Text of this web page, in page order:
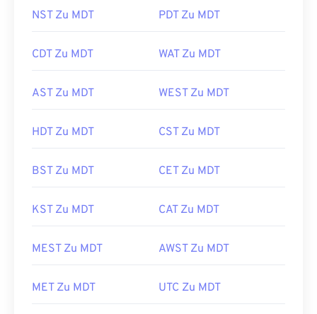
NST Zu MDT PDT Zu MDT
CDT Zu MDT WAT Zu MDT
AST Zu MDT WEST Zu MDT
HDT Zu MDT CST Zu MDT
BST Zu MDT CET Zu MDT
KST Zu MDT CAT Zu MDT
MEST Zu MDT AWST Zu MDT
MET Zu MDT UTC Zu MDT